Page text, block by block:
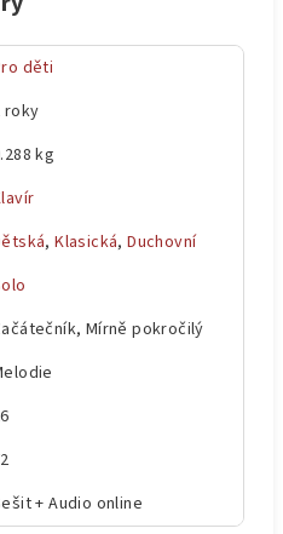
děti
roky
kg
,Klasická,Duchovní
Mírně pokročilý
+ Audio online